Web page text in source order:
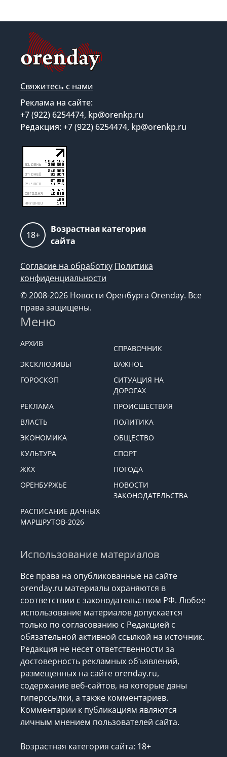
Свяжитесь с нами
Реклама на сайте:
+7 (922) 6254474, kp@orenkp.ru
Редакция: +7 (922) 6254474, kp@orenkp.ru
18+
Возрастная категория
сайта
Согласие на обработку Политика
конфиденциальности
© 2008-2026 Новости Оренбурга Orenday. Все
права защищены.
Меню
АРХИВ
СПРАВОЧНИК
ЭКСКЛЮЗИВЫ
ВАЖНОЕ
ГОРОСКОП
СИТУАЦИЯ НА
ДОРОГАХ
РЕКЛАМА
ПРОИСШЕСТВИЯ
ВЛАСТЬ
ПОЛИТИКА
ЭКОНОМИКА
ОБЩЕСТВО
КУЛЬТУРА
СПОРТ
ЖКХ
ПОГОДА
ОРЕНБУРЖЬЕ
НОВОСТИ
ЗАКОНОДАТЕЛЬСТВА
РАСПИСАНИЕ ДАЧНЫХ
МАРШРУТОВ-2026
Использование материалов
Все права на опубликованные на сайте
orenday.ru материалы охраняются в
соответствии с законодательством РФ. Любое
использование материалов допускается
только по согласованию с Редакцией с
обязательной активной ссылкой на источник.
Редакция не несет ответственности за
достоверность рекламных объявлений,
размещенных на сайте orenday.ru,
содержание веб-сайтов, на которые даны
гиперссылки, а также комментариев.
Комментарии к публикациям являются
личным мнением пользователей сайта.
Возрастная категория сайта: 18+